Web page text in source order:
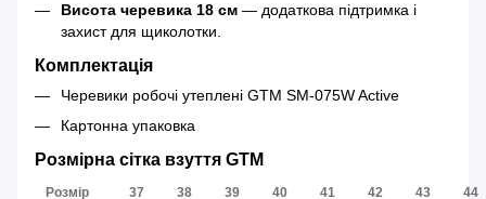
Висота черевика 18 см — додаткова підтримка і
захист для щиколотки.
Комплектація
Черевики робочі утеплені GTM SM-075W Active
Картонна упаковка
Розмірна сітка взуття GTM
Розмір 37 38 39 40 41 42 43 44